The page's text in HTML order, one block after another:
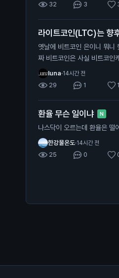
32 3
라이트코인(LTC)는 향
옛날에 비트코인 은이니 뭐니 했는데 요즘
짜 비트코인은 사실 비트코인
luna·14시간 전
29 1 1
환율 무슨 일이냐 N
나스닥이 오르는데 환율은 떨
한강물온도·14시간 전
25 0